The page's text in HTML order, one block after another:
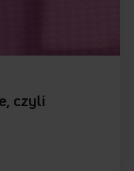
czyli